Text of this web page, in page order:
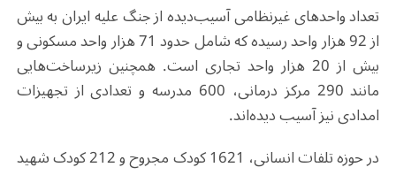
تعداد واحدهای غیرنظامی آسیب‌دیده از جنگ علیه ایران به بیش
از 92 هزار واحد رسیده که شامل حدود 71 هزار واحد مسکونی و
بیش از 20 هزار واحد تجاری است. همچنین زیرساخت‌هایی
مانند 290 مرکز درمانی، 600 مدرسه و تعدادی از تجهیزات
امدادی نیز آسیب دیده‌اند.
در حوزه تلفات انسانی، 1621 کودک مجروح و 212 کودک شهید